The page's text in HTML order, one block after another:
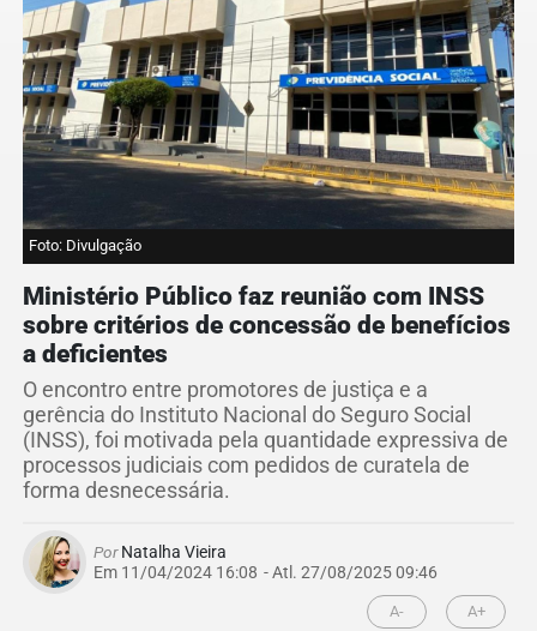
Foto: Divulgação
Ministério Público faz reunião com INSS
sobre critérios de concessão de benefícios
a deficientes
O encontro entre promotores de justiça e a
gerência do Instituto Nacional do Seguro Social
(INSS), foi motivada pela quantidade expressiva de
processos judiciais com pedidos de curatela de
forma desnecessária.
PorNatalha Vieira
Em 11/04/2024 16:08 - Atl. 27/08/2025 09:46
A- A+